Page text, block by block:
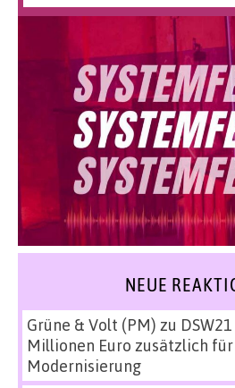
NEUE
Grüne & Volt (PM) zu
Millionen Euro zusätzlich
Modernisierung